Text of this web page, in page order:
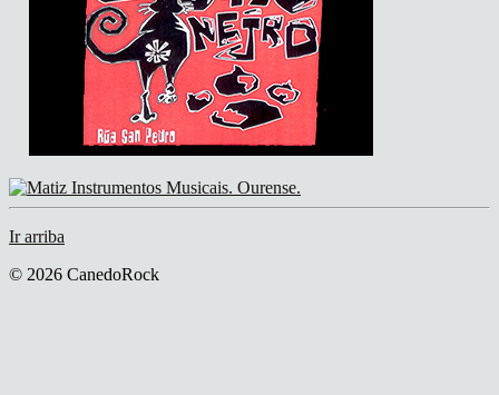
Ir arriba
© 2026 CanedoRock